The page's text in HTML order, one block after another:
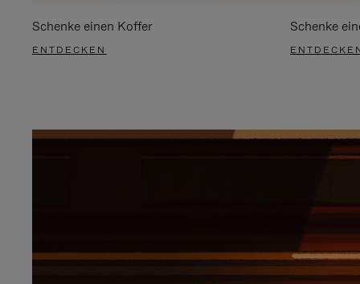
Schenke einen Koffer
ENTDECKEN
Schenke